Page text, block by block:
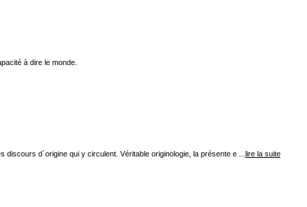
à dire le monde.
d´origine qui y circulent. Véritable originologie, la présente e ... lire la suite